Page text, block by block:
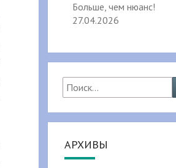
Больше, чем нюанс!
27.04.2026
Найти:
АРХИВЫ